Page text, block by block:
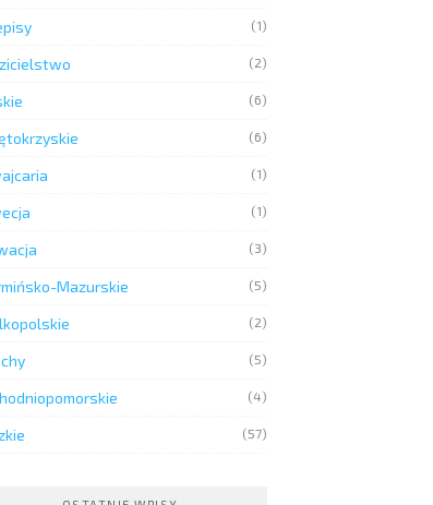
(1)
(2)
(6)
(6)
(1)
(1)
(3)
Mazurskie (5)
(2)
(5)
(4)
(57)